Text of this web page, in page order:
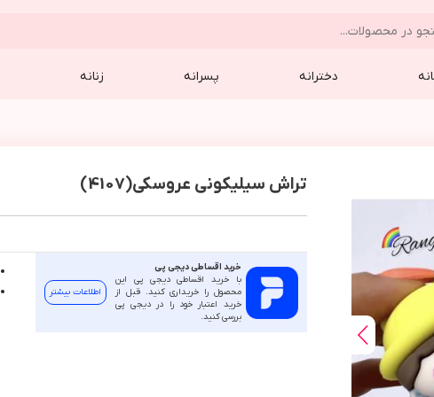
دخترانه پسرانه زنانه
تراش سیلیکونی عروسکی(4107)
خرید اقساطی دیجی پی
با خرید اقساطی دیجی پی این
محصول را خریداری کنید. قبل از
خرید اعتبار خود را در دیجی پی
بررسی کنید.
اطلاعات بیشتر